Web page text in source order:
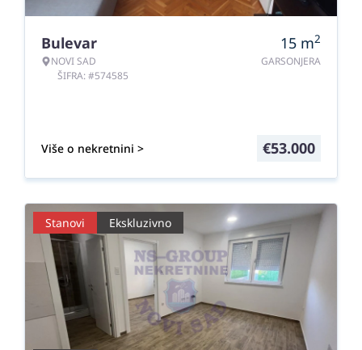
Bulevar
NOVI SAD
ŠIFRA: #574585
15 m2
GARSONJERA
Više o nekretnini > €53.000
Stanovi Ekskluzivno